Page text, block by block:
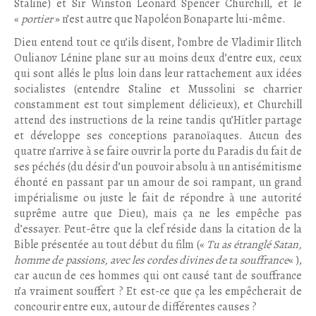
Staline) et Sir Winston Leonard Spencer Churchill, et le
« portier» n’est autre que Napoléon Bonaparte lui-même.
Dieu entend tout ce qu’ils disent, l’ombre de Vladimir Ilitch
Oulianov Lénine plane sur au moins deux d’entre eux, ceux
qui sont allés le plus loin dans leur rattachement aux idées
socialistes (entendre Staline et Mussolini se charrier
constamment est tout simplement délicieux), et Churchill
attend des instructions de la reine tandis qu’Hitler partage
et développe ses conceptions paranoïaques. Aucun des
quatre n’arrive à se faire ouvrir la porte du Paradis du fait de
ses péchés (du désir d’un pouvoir absolu à un antisémitisme
éhonté en passant par un amour de soi rampant, un grand
impérialisme ou juste le fait de répondre à une autorité
suprême autre que Dieu), mais ça ne les empêche pas
d’essayer. Peut-être que la clef réside dans la citation de la
Bible présentée au tout début du film (« Tu as étranglé Satan,
homme de passions, avec les cordes divines de ta souffrance« ),
car aucun de ces hommes qui ont causé tant de souffrance
n’a vraiment souffert ? Et est-ce que ça les empêcherait de
concourir entre eux, autour de différentes causes ?